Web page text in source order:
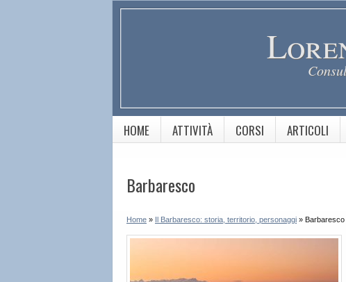
HOME ATTIVITÀ CORSI ARTICOLI
Barbaresco
Home » Il Barbaresco: storia, territorio, personaggi » Barbaresco